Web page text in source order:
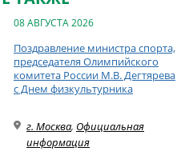
08 АВГУСТА 2026
Поздравление министра спорта,
председателя Олимпийского
комитета России М.В. Дегтярева
с Днем физкультурника
г. Москва, Официальная
информация